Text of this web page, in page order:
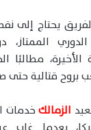
يحتاج إلى
الممتاز،
مطالبًا
بروح قتالية حتى
الزمالك خدمات